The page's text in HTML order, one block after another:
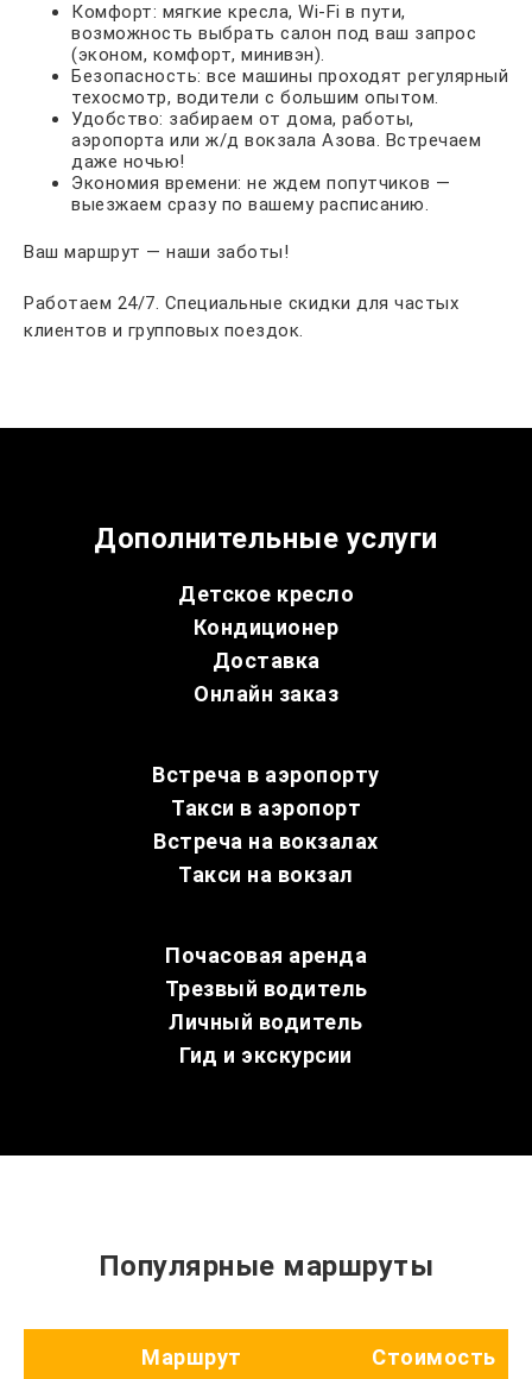
Комфорт: мягкие кресла, Wi-Fi в пути,
возможность выбрать салон под ваш запрос
(эконом, комфорт, минивэн).
Безопасность: все машины проходят регулярный
техосмотр, водители с большим опытом.
Удобство: забираем от дома, работы,
аэропорта или ж/д вокзала Азова. Встречаем
даже ночью!
Экономия времени: не ждем попутчиков —
выезжаем сразу по вашему расписанию.
Ваш маршрут — наши заботы!
Работаем 24/7. Специальные скидки для частых
клиентов и групповых поездок.
Дополнительные услуги
Детское кресло
Кондиционер
Доставка
Онлайн заказ
Встреча в аэропорту
Такси в аэропорт
Встреча на вокзалах
Такси на вокзал
Почасовая аренда
Трезвый водитель
Личный водитель
Гид и экскурсии
Популярные маршруты
Маршрут Стоимость